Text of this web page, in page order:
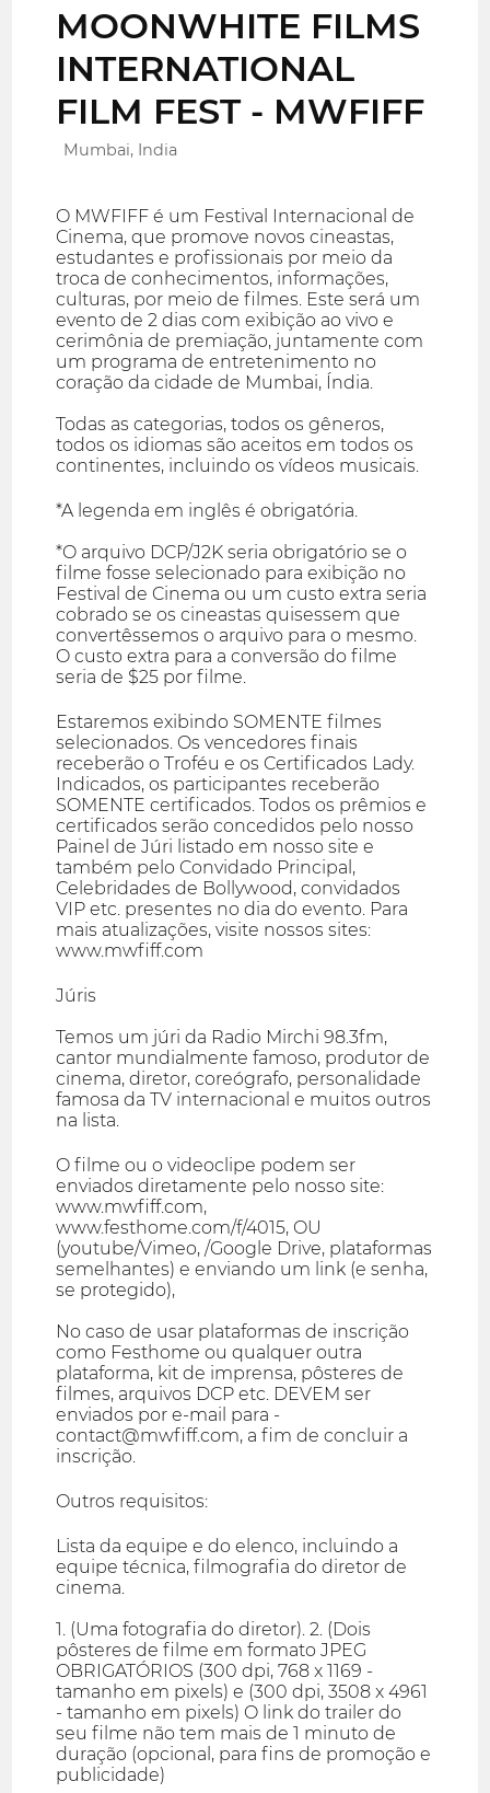
MOONWHITE FILMS
INTERNATIONAL
FILM FEST - MWFIFF
Mumbai, India
O MWFIFF é um Festival Internacional de
Cinema, que promove novos cineastas,
estudantes e profissionais por meio da
troca de conhecimentos, informações,
culturas, por meio de filmes. Este será um
evento de 2 dias com exibição ao vivo e
cerimônia de premiação, juntamente com
um programa de entretenimento no
coração da cidade de Mumbai, Índia.
Todas as categorias, todos os gêneros,
todos os idiomas são aceitos em todos os
continentes, incluindo os vídeos musicais.
*A legenda em inglês é obrigatória.
*O arquivo DCP/J2K seria obrigatório se o
filme fosse selecionado para exibição no
Festival de Cinema ou um custo extra seria
cobrado se os cineastas quisessem que
convertêssemos o arquivo para o mesmo.
O custo extra para a conversão do filme
seria de $25 por filme.
Estaremos exibindo SOMENTE filmes
selecionados. Os vencedores finais
receberão o Troféu e os Certificados Lady.
Indicados, os participantes receberão
SOMENTE certificados. Todos os prêmios e
certificados serão concedidos pelo nosso
Painel de Júri listado em nosso site e
também pelo Convidado Principal,
Celebridades de Bollywood, convidados
VIP etc. presentes no dia do evento. Para
mais atualizações, visite nossos sites:
www.mwfiff.com
Júris
Temos um júri da Radio Mirchi 98.3fm,
cantor mundialmente famoso, produtor de
cinema, diretor, coreógrafo, personalidade
famosa da TV internacional e muitos outros
na lista.
O filme ou o videoclipe podem ser
enviados diretamente pelo nosso site:
www.mwfiff.com,
www.festhome.com/f/4015, OU
(youtube/Vimeo, /Google Drive, plataformas
semelhantes) e enviando um link (e senha,
se protegido),
No caso de usar plataformas de inscrição
como Festhome ou qualquer outra
plataforma, kit de imprensa, pôsteres de
filmes, arquivos DCP etc. DEVEM ser
enviados por e-mail para -
contact@mwfiff.com, a fim de concluir a
inscrição.
Outros requisitos:
Lista da equipe e do elenco, incluindo a
equipe técnica, filmografia do diretor de
cinema.
1. (Uma fotografia do diretor). 2. (Dois
pôsteres de filme em formato JPEG
OBRIGATÓRIOS (300 dpi, 768 x 1169 -
tamanho em pixels) e (300 dpi, 3508 x 4961
- tamanho em pixels) O link do trailer do
seu filme não tem mais de 1 minuto de
duração (opcional, para fins de promoção e
publicidade)